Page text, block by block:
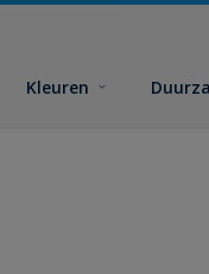
Kleuren